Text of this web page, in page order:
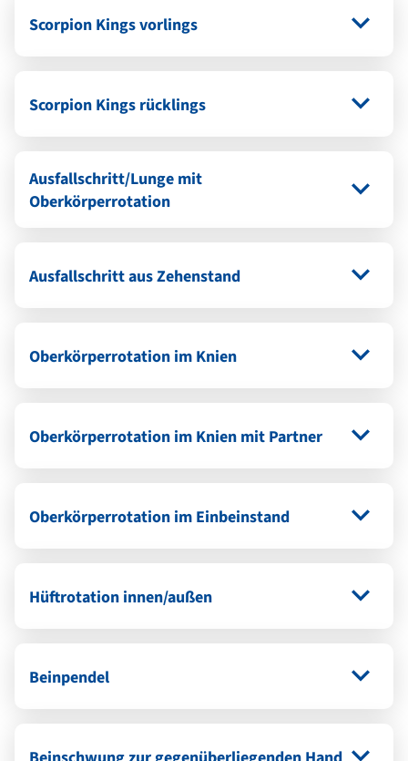
Scorpion Kings vorlings
Scorpion Kings rücklings
Ausfallschritt/Lunge mit
Oberkörperrotation
Ausfallschritt aus Zehenstand
Oberkörperrotation im Knien
Oberkörperrotation im Knien mit Partner
Oberkörperrotation im Einbeinstand
Hüftrotation innen/außen
Beinpendel